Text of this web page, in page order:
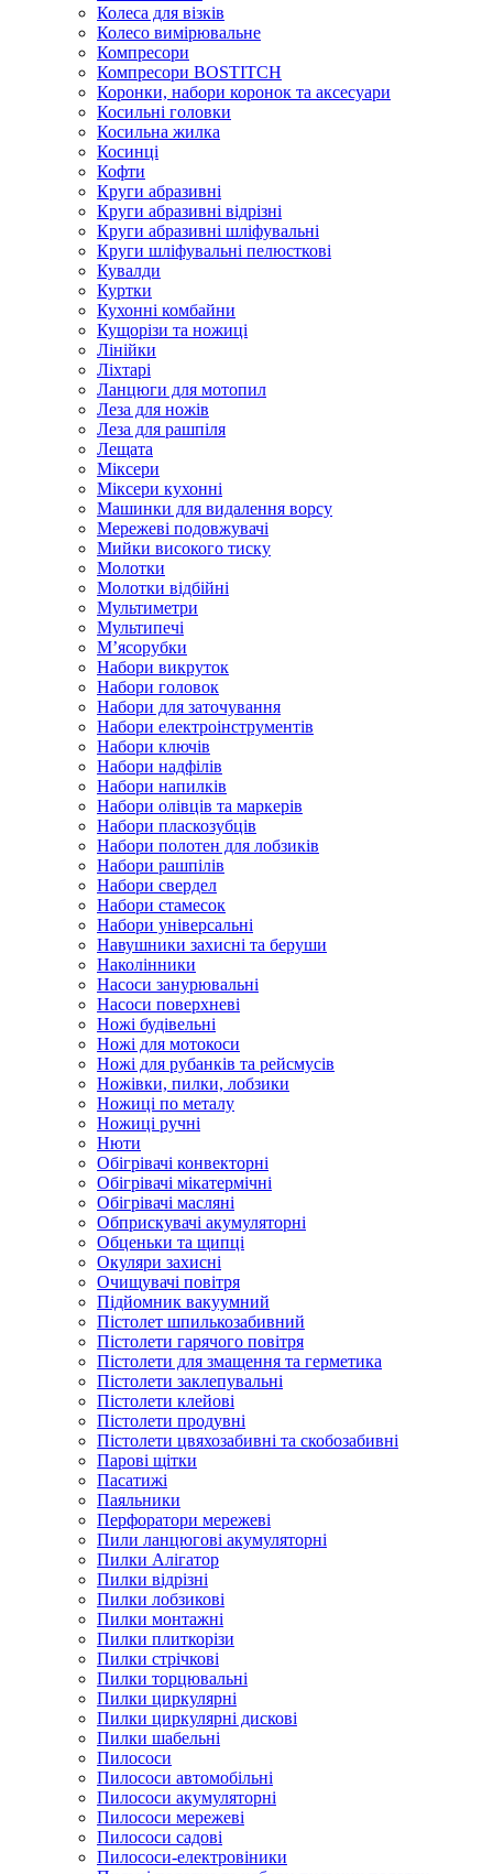
Колеса для візків
Колесо вимірювальне
Компресори
Компресори BOSTITCH
Коронки, набори коронок та аксесуари
Косильні головки
Косильна жилка
Косинці
Кофти
Круги абразивні
Круги абразивні відрізні
Круги абразивні шліфувальні
Круги шліфувальні пелюсткові
Кувалди
Куртки
Кухонні комбайни
Кущорізи та ножиці
Лінійки
Ліхтарі
Ланцюги для мотопил
Леза для ножів
Леза для рашпіля
Лещата
Міксери
Міксери кухонні
Машинки для видалення ворсу
Мережеві подовжувачі
Мийки високого тиску
Молотки
Молотки відбійні
Мультиметри
Мультипечі
М’ясорубки
Набори викруток
Набори головок
Набори для заточування
Набори електроінструментів
Набори ключів
Набори надфілів
Набори напилків
Набори олівців та маркерів
Набори пласкозубців
Набори полотен для лобзиків
Набори рашпілів
Набори свердел
Набори стамесок
Набори універсальні
Навушники захисні та беруши
Наколінники
Насоси занурювальні
Насоси поверхневі
Ножі будівельні
Ножі для мотокоси
Ножі для рубанків та рейсмусів
Ножівки, пилки, лобзики
Ножиці по металу
Ножиці ручні
Нюти
Обігрівачі конвекторні
Обігрівачі мікатермічні
Обігрівачі масляні
Обприскувачі акумуляторні
Обценьки та щипці
Окуляри захисні
Очищувачі повітря
Підйомник вакуумний
Пістолет шпилькозабивний
Пістолети гарячого повітря
Пістолети для змащення та герметика
Пістолети заклепувальні
Пістолети клейові
Пістолети продувні
Пістолети цвяхозабивні та скобозабивні
Парові щітки
Пасатижі
Паяльники
Перфоратори мережеві
Пили ланцюгові акумуляторні
Пилки Алігатор
Пилки відрізні
Пилки лобзикові
Пилки монтажні
Пилки плиткорізи
Пилки стрічкові
Пилки торцювальні
Пилки циркулярні
Пилки циркулярні дискові
Пилки шабельні
Пилососи
Пилососи автомобільні
Пилососи акумуляторні
Пилососи мережеві
Пилососи садові
Пилососи-електровіники